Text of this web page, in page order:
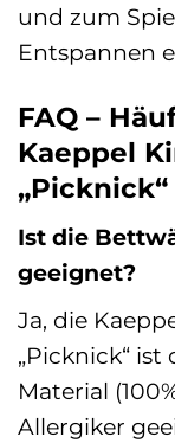
und zum
Entspannen
FAQ –
Kaeppel
„Picknick“
Ist die
geeignet?
Ja, die
„Picknick“
Material
Allergiker